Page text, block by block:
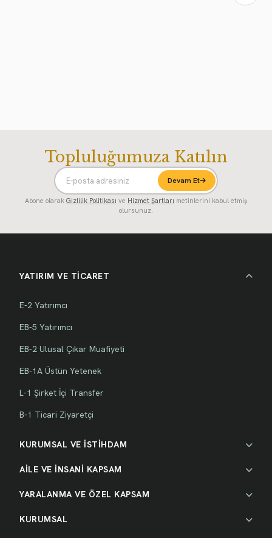
Topluluğumuza Katılın
Devam Et
Abone olarak Gizlilik Politikası ve Hizmet Şartları metinlerini kabul etmiş
olursunuz.
YATIRIM VE TİCARET
E-2 Yatırımcı
EB-5 Yatırımcı
EB-2 Ulusal Çıkar Muafiyeti
EB-1A Üstün Yetenek
L-1 Şirket İçi Transfer
B-1 Ticari Ziyaretçi
KURUMSAL VE İSTİHDAM
AİLE VE İNSANİ KAPSAM
YARALANMA VE ÖZEL KAPSAM
KURUMSAL